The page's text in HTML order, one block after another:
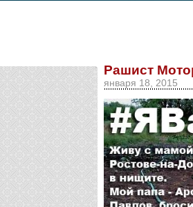
Рашист
января 18, 2015